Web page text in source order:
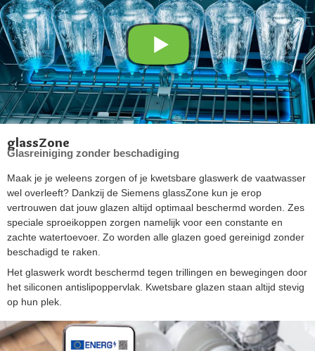
glassZone
Glasreiniging zonder beschadiging
Maak je je weleens zorgen of je kwetsbare glaswerk de vaatwasser
wel overleeft? Dankzij de Siemens glassZone kun je erop
vertrouwen dat jouw glazen altijd optimaal beschermd worden. Zes
speciale sproeikoppen zorgen namelijk voor een constante en
zachte watertoevoer. Zo worden alle glazen goed gereinigd zonder
beschadigd te raken.
Het glaswerk wordt beschermd tegen trillingen en bewegingen door
het siliconen antislipoppervlak. Kwetsbare glazen staan altijd stevig
op hun plek.